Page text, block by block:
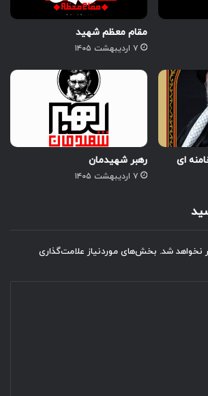
مقام معظم شهید
۷ اردیبهشت ۱۴۰۵
ای رهبر شهیدمان
۷ اردیبهشت ۱۴۰۵
نخواهد شد. بخش‌های موردنیاز علامت‌گذاری